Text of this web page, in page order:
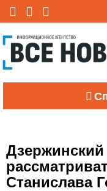
Дзержинский
Станислава